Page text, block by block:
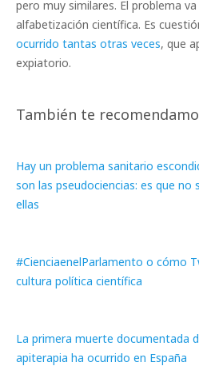
pero muy similares. El problema
alfabetización científica. Es
ocurrido tantas otras veces, que
expiatorio.
También te
Hay un problema sanitario
son las pseudociencias: es que no
ellas
#CienciaenelParlamento o cómo
cultura política científica
La primera muerte documentada
apiterapia ha ocurrido en España